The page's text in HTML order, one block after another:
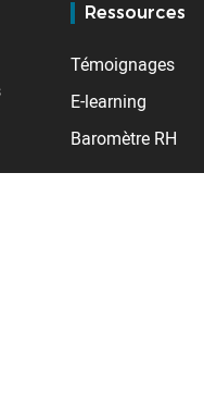
Ressources
Témoignages
E-learning
Baromètre RH